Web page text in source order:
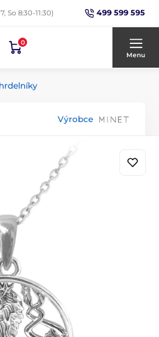
So 8:30-11:30) 499 599 595
0
Menu
Výrobce